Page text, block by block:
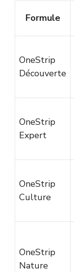
Formule
OneStrip
Découverte
OneStrip
Expert
OneStrip
Culture
OneStrip
Nature